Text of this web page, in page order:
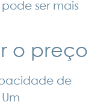
ser mais
o preço
de